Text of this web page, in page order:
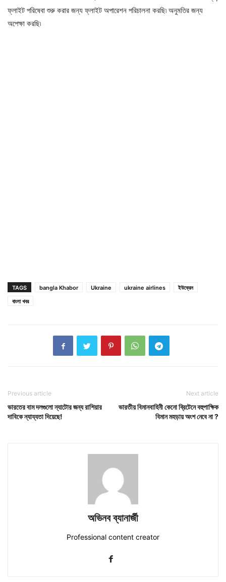
ফ্লাইট পরিষেবা শুরু করার জন্য ফ্লাইট অপারেশন পরিচালনা করছি৷ অনুমতির জন্য
অপেক্ষা করছি৷
TAGS bangla Khabor Ukraine ukraine airlines
ইউক্রেন
বাংলা খবর
Previous article
ভারতের বাম দলগুলো ন্যাটোর জন্য রাশিয়ার
দাবিকে ন্যায্যতা দিয়েছে!
Next article
ভারতীয় বিমানবাহিনী কেনো ব্রিটেনে বহুপাক্ষিক
বিমান মহড়ায় অংশ নেবে না ?
অভিনব ব্যানার্জী
Professional content creator